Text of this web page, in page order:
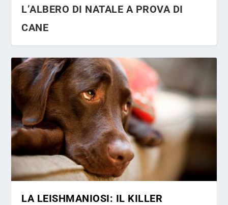
L’ALBERO DI NATALE A PROVA DI
CANE
LA LEISHMANIOSI: IL KILLER